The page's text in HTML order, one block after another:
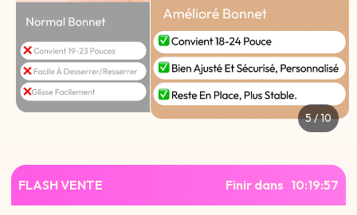
5/10
FLASH VENTE Finir dans 10:19:57